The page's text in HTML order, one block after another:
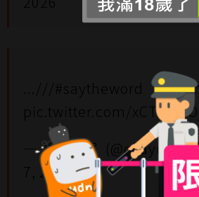
#saytheword
pic.twitter.com/
— 白瀬 粥
7, 2026